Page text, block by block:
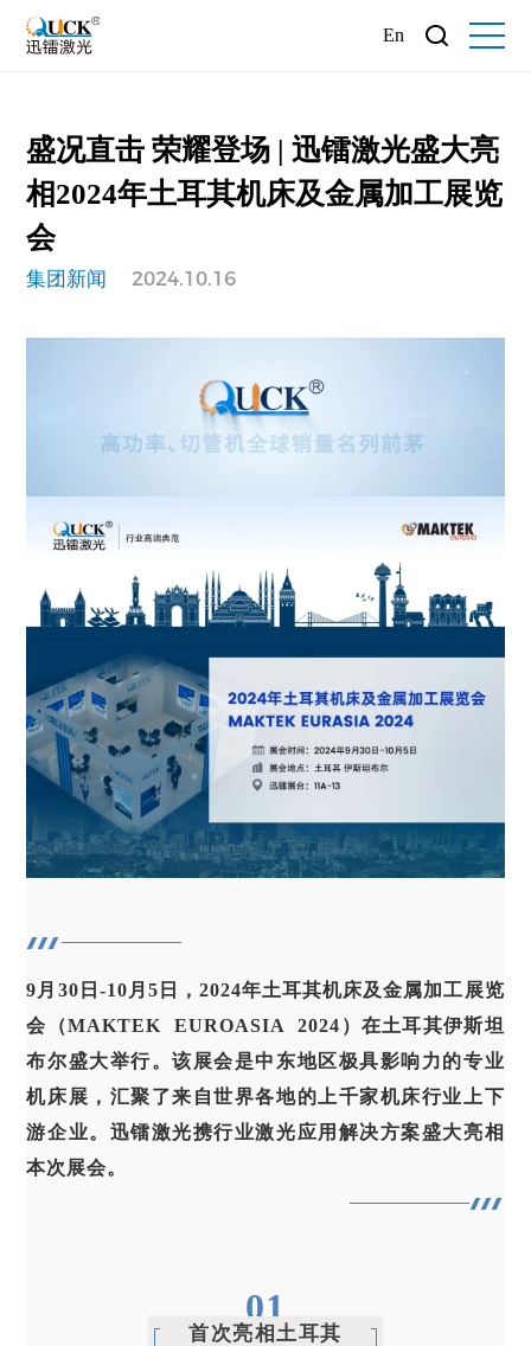
En
盛况直击 荣耀登场 | 迅镭激光盛大亮
相2024年土耳其机床及金属加工展览
会
集团新闻 2024.10.16
9月30日-10月5日， 2024年土耳其机床及金属加工展览
会（MAKTEK EUROASIA 2024 ）在土耳其伊斯坦
布尔盛大举行。该展会是中东地区极具影响力的专业
机床展，汇聚了来自世界各地的上千家机床行业上下
游企业。迅镭激光携行业激光应用解决方案盛大亮相
本次展会。
01
首次亮相土耳其